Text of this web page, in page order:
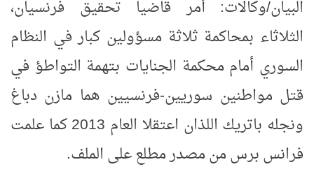
البيان/وكالات: أمر قاضيا تحقيق فرنسيان،
الثلاثاء بمحاكمة ثلاثة مسؤولين كبار في النظام
السوري أمام محكمة الجنايات بتهمة التواطؤ في
قتل مواطنين سوريين-فرنسيين هما مازن دباغ
ونجله باتريك اللذان اعتقلا العام 2013 كما علمت
فرانس برس من مصدر مطلع على الملف.